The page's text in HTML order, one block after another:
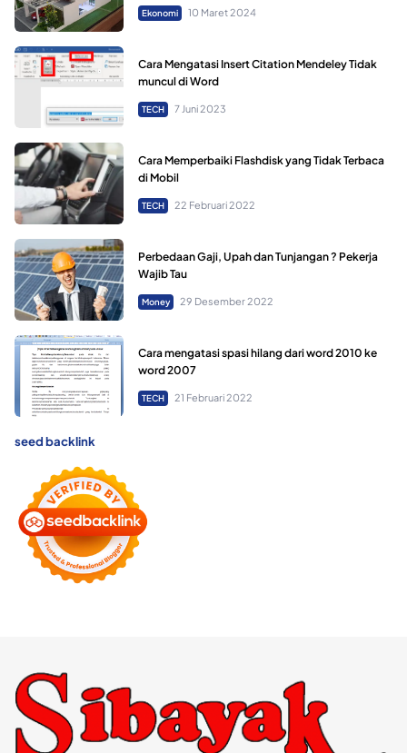
Ekonomi 10 Maret 2024
Cara Mengatasi Insert Citation Mendeley Tidak
muncul di Word
TECH 7 Juni 2023
Cara Memperbaiki Flashdisk yang Tidak Terbaca
di Mobil
TECH 22 Februari 2022
Perbedaan Gaji, Upah dan Tunjangan ? Pekerja
Wajib Tau
Money 29 Desember 2022
Cara mengatasi spasi hilang dari word 2010 ke
word 2007
TECH 21 Februari 2022
seed backlink